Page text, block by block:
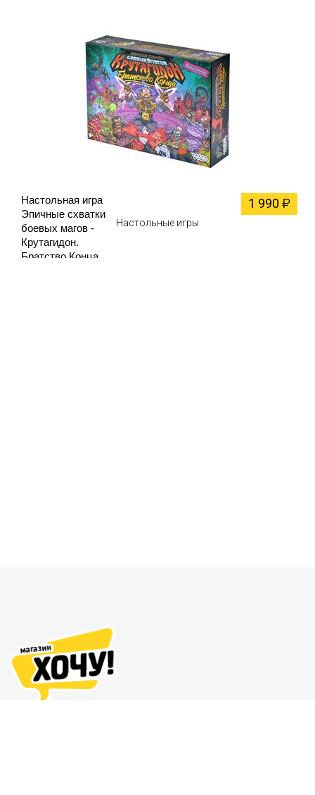
Настольная игра
Эпичные схватки
боевых магов -
Крутагидон.
Братство Конца
1 990 ₽
Настольные игры